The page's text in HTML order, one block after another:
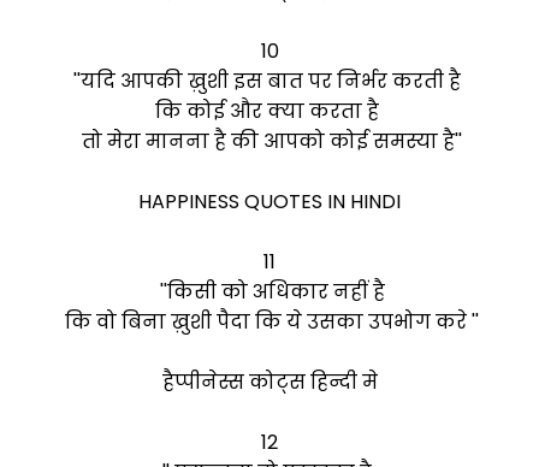
10
''यदि आपकी ख़ुशी इस बात पर निर्भर करती है
कि कोई और क्या करता है
तो मेरा मानना है की आपको कोई समस्या है''
HAPPINESS QUOTES IN HINDI
11
''किसी को अधिकार नहीं है
कि वो बिना ख़ुशी पैदा कि ये उसका उपभोग करे ''
हैप्पीनेस्स कोट्स हिन्दी मे
12